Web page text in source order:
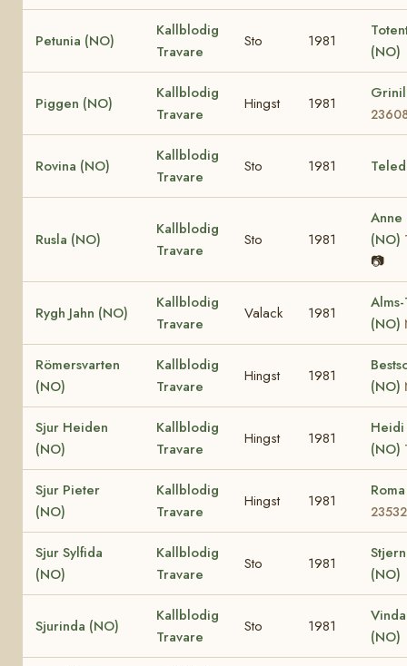
Petunia (NO)
Kallblodig
Travare
Sto 1981
(NO)
Piggen (NO)
Kallblodig
Travare
Hingst 1981
Rovina (NO)
Kallblodig
Travare
Sto 1981
Rusla (NO)
Kallblodig
Travare
Sto 1981
Anne
(NO)
📷
Rygh Jahn (NO)
Kallblodig
Travare
Valack 1981
(NO)
Römersvarten
(NO)
Kallblodig
Travare
Hingst 1981
(NO)
Sjur Heiden
(NO)
Kallblodig
Travare
Hingst 1981
Heidi
(NO)
Sjur Pieter
(NO)
Kallblodig
Travare
Hingst 1981
23532
Sjur Sylfida
(NO)
Kallblodig
Travare
Sto 1981
(NO)
Sjurinda (NO)
Kallblodig
Travare
Sto 1981
(NO)